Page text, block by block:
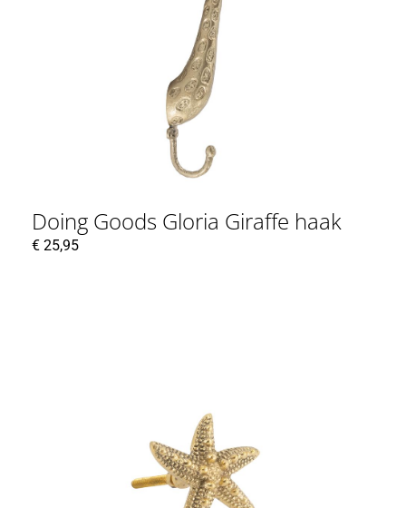
Doing Goods Gloria Giraffe haak
€ 25,95